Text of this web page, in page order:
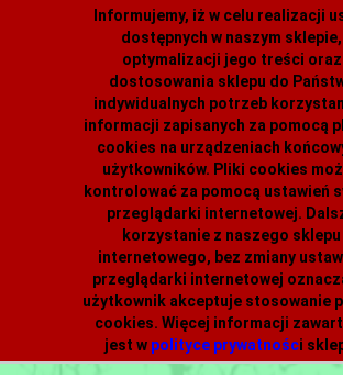
Informujemy, iż w celu realizacji
dostępnych w naszym sklepie,
optymalizacji jego treści oraz
dostosowania sklepu do
indywidualnych potrzeb
informacji zapisanych za pomocą
cookies na urządzeniach
użytkowników. Pliki cookies
kontrolować za pomocą ustawień
przeglądarki internetowej.
korzystanie z naszego sklepu
internetowego, bez zmiany
przeglądarki internetowej
użytkownik akceptuje stosowanie
cookies. Więcej informacji
jest w polityce prywatności